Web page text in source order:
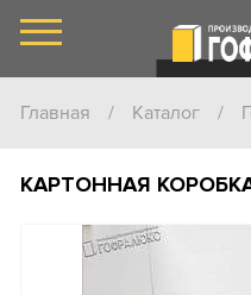
Главная / Каталог /
КАРТОННАЯ